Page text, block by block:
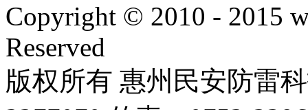
Copyright © 2010 - 2015
Reserved
版权所有 惠州民安防雷